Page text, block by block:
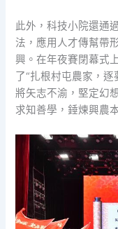
此外，科技小院還通
法，應用人才傳幫帶
興。在年夜賽閉幕式
了“扎根村屯農家，逐
將矢志不渝，堅定幻
求知善學，錘煉興農